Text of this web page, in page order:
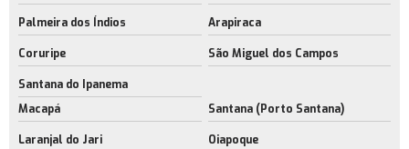
Palmeira dos Índios Arapiraca
Coruripe São Miguel dos Campos
Santana do Ipanema
Macapá
Santana (Porto Santana)
Laranjal do Jari Oiapoque